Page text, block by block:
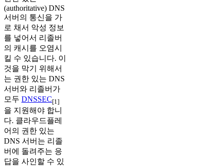
(authoritative) DNS
서버의 통신을 가
로 채서 악성 정보
를 넣어서 리졸버
의 캐시를 오염시
킬 수 있습니다. 이
것을 막기 위해서
는 권한 있는 DNS
서버와 리졸버가
모두 DNSSEC[1]
을 지원해야 합니
다. 클라우드플레
어의 권한 있는
DNS 서버는 리졸
버에 돌려주는 응
답을 사인할 수 있